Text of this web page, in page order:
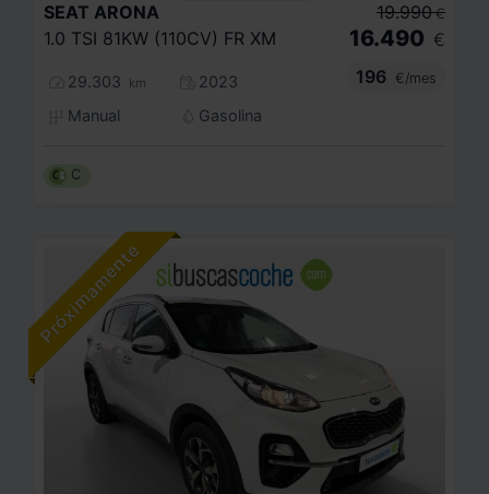
SEAT ARONA
1.0 TSI 81KW (110CV) FR XM
29.303 km
2023
Manual
Gasolina
19.990 €
16.490 €
196
€/mes
C